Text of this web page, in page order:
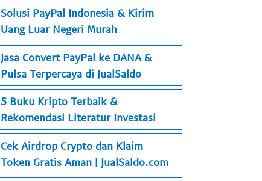
Solusi PayPal Indonesia & Kirim
Uang Luar Negeri Murah
Jasa Convert PayPal ke DANA &
Pulsa Terpercaya di JualSaldo
5 Buku Kripto Terbaik &
Rekomendasi Literatur Investasi
Cek Airdrop Crypto dan Klaim
Token Gratis Aman | JualSaldo.com